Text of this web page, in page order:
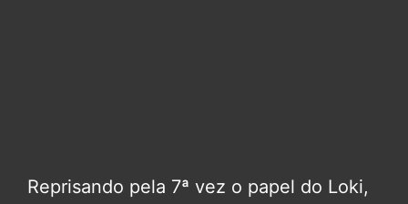
Reprisando pela 7ª vez o papel do Loki,